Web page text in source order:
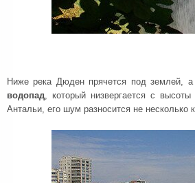
Ниже река Дюден прячется под землей,
водопад, который низвергается с
Антальи, его шум разносится не несколько